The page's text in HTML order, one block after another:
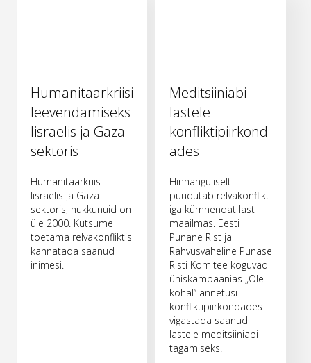
Humanitaarkriisi
leevendamiseks
Iisraelis ja Gaza
sektoris
Humanitaarkriis
Iisraelis ja Gaza
sektoris, hukkunuid on
üle 2000. Kutsume
toetama relvakonfliktis
kannatada saanud
inimesi.
Meditsiiniabi
lastele
konfliktipiirkond
ades
Hinnanguliselt
puudutab relvakonflikt
iga kümnendat last
maailmas. Eesti
Punane Rist ja
Rahvusvaheline Punase
Risti Komitee koguvad
ühiskampaanias „Ole
kohal“ annetusi
konfliktipiirkondades
vigastada saanud
lastele meditsiiniabi
tagamiseks.